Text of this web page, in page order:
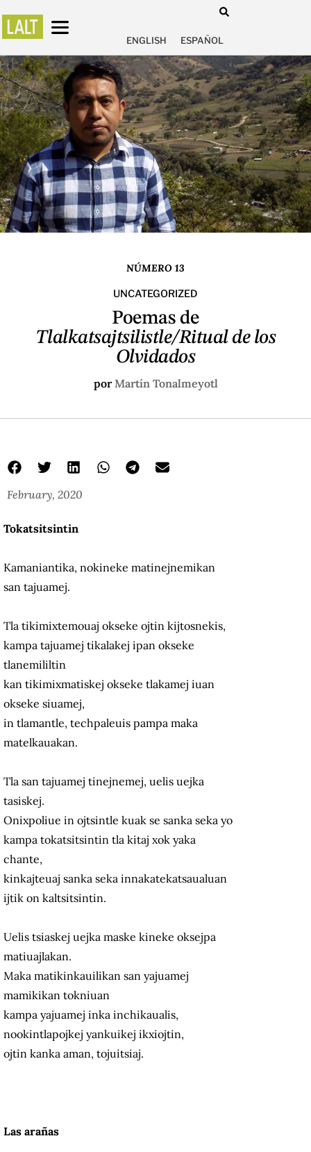
ENGLISH ESPAÑOL
NÚMERO 13
UNCATEGORIZED
Poemas de
Tlalkatsajtsilistle/Ritual de los
Olvidados
por Martín Tonalmeyotl
February, 2020
Tokatsitsintin
Kamaniantika, nokineke matinejnemikan
san tajuamej.
Tla tikimixtemouaj okseke ojtin kijtosnekis,
kampa tajuamej tikalakej ipan okseke
tlanemililtin
kan tikimixmatiskej okseke tlakamej iuan
okseke siuamej,
in tlamantle, techpaleuis pampa maka
matelkauakan.
Tla san tajuamej tinejnemej, uelis uejka
tasiskej.
Onixpoliue in ojtsintle kuak se sanka seka yo
kampa tokatsitsintin tla kitaj xok yaka
chante,
kinkajteuaj sanka seka innakatekatsaualuan
ijtik on kaltsitsintin.
Uelis tsiaskej uejka maske kineke oksejpa
matiuajlakan.
Maka matikinkauilikan san yajuamej
mamikikan tokniuan
kampa yajuamej inka inchikaualis,
nookintlapojkej yankuikej ikxiojtin,
ojtin kanka aman, tojuitsiaj.
Las arañas